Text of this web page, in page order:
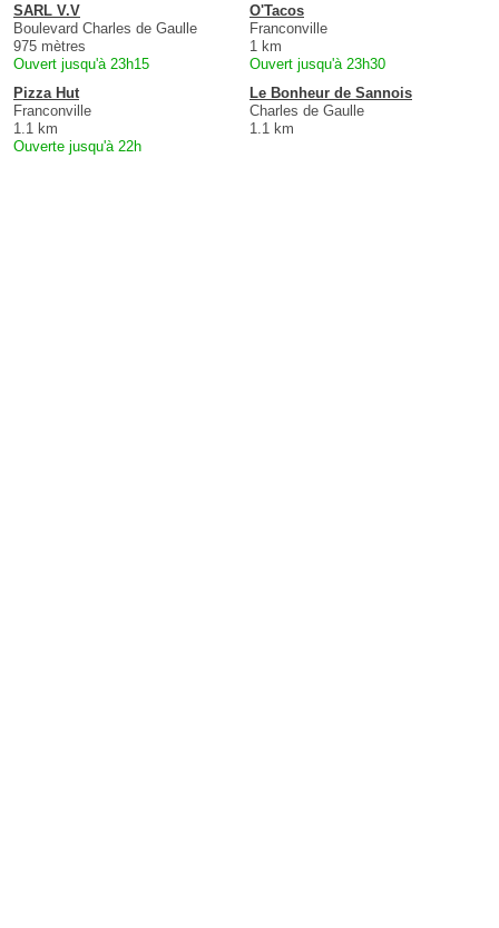
SARL V.V
Boulevard Charles de Gaulle
975 mètres
Ouvert jusqu'à 23h15
O'Tacos
Franconville
1 km
Ouvert jusqu'à 23h30
Pizza Hut
Franconville
1.1 km
Ouverte jusqu'à 22h
Le Bonheur de Sannois
Charles de Gaulle
1.1 km